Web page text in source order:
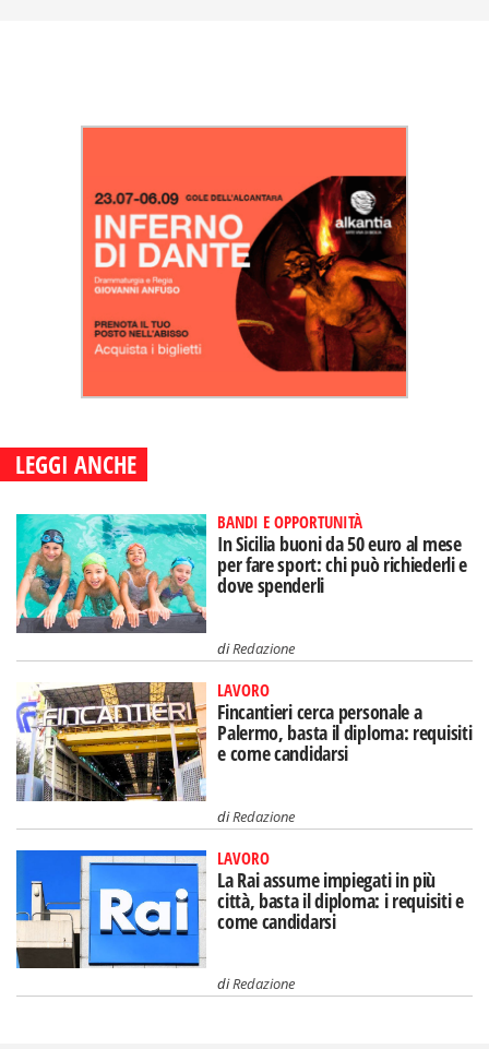
LEGGI ANCHE
BANDI E OPPORTUNITÀ
In Sicilia buoni da 50 euro al mese
per fare sport: chi può richiederli e
dove spenderli
diRedazione
LAVORO
Fincantieri cerca personale a
Palermo, basta il diploma: requisiti
e come candidarsi
diRedazione
LAVORO
La Rai assume impiegati in più
città, basta il diploma: i requisiti e
come candidarsi
diRedazione